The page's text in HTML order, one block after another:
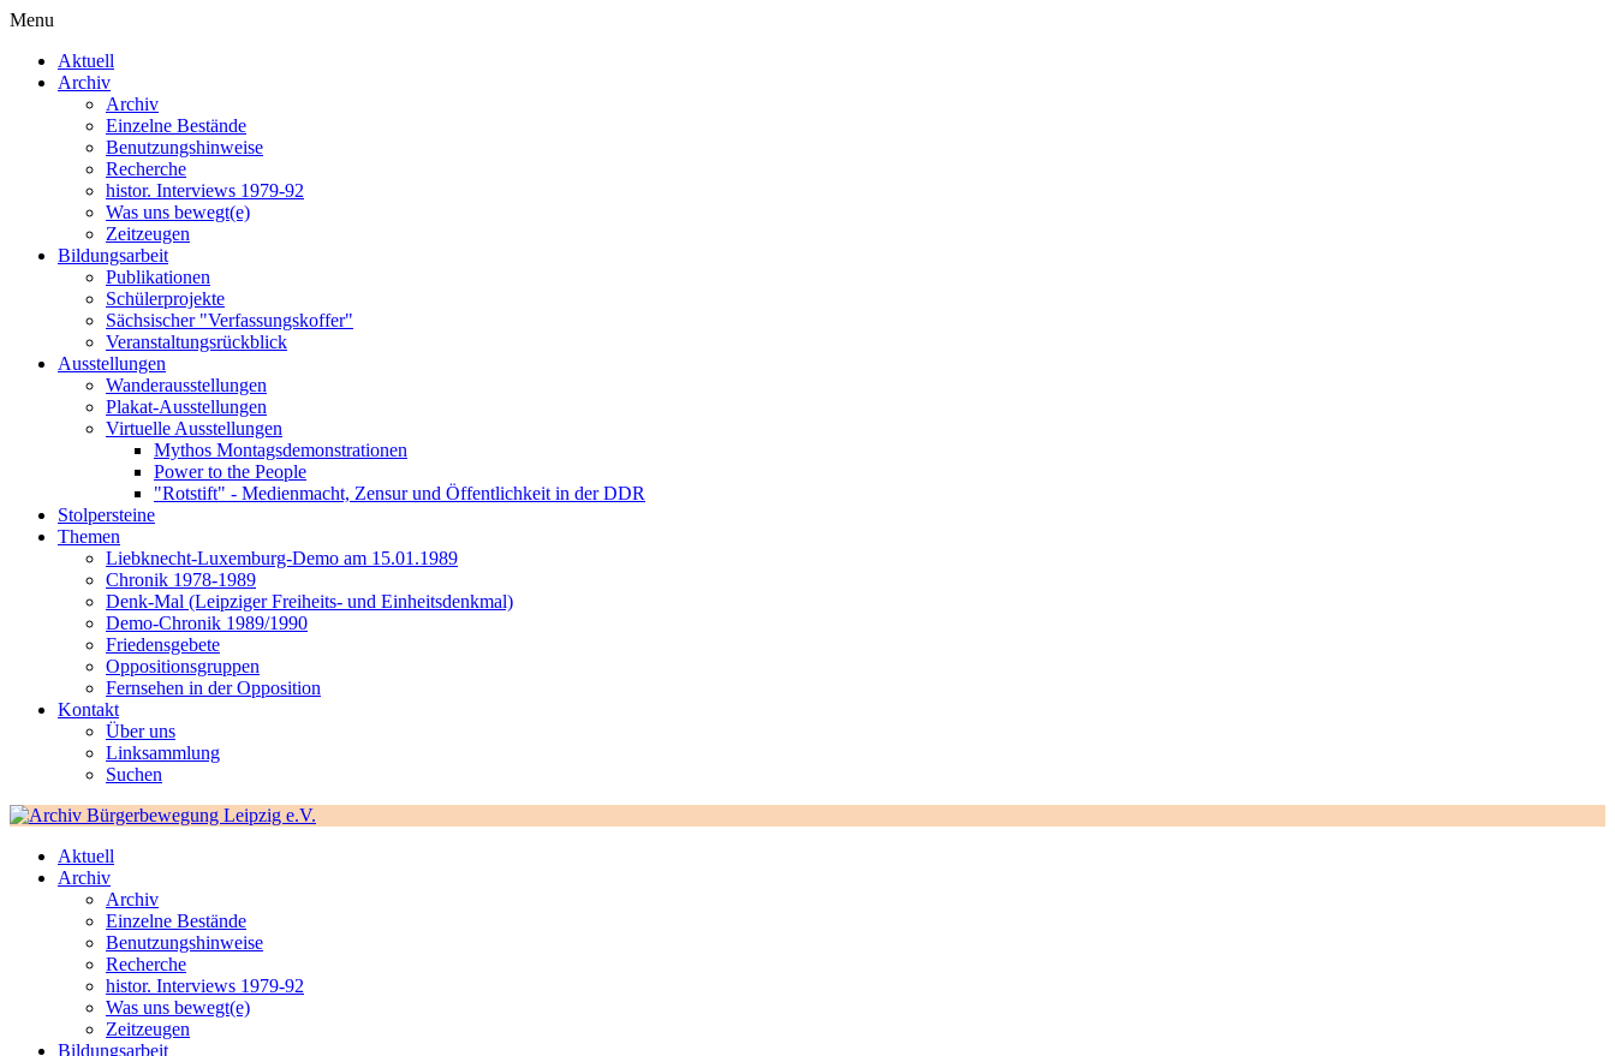
Menu
Aktuell
Archiv
Archiv
Einzelne Bestände
Benutzungshinweise
Recherche
histor. Interviews 1979-92
Was uns bewegt(e)
Zeitzeugen
Bildungsarbeit
Publikationen
Schülerprojekte
Sächsischer "Verfassungskoffer"
Veranstaltungsrückblick
Ausstellungen
Wanderausstellungen
Plakat-Ausstellungen
Virtuelle Ausstellungen
Mythos Montagsdemonstrationen
Power to the People
"Rotstift" - Medienmacht, Zensur und Öffentlichkeit in der DDR
Stolpersteine
Themen
Liebknecht-Luxemburg-Demo am 15.01.1989
Chronik 1978-1989
Denk-Mal (Leipziger Freiheits- und Einheitsdenkmal)
Demo-Chronik 1989/1990
Friedensgebete
Oppositionsgruppen
Fernsehen in der Opposition
Kontakt
Über uns
Linksammlung
Suchen
Aktuell
Archiv
Archiv
Einzelne Bestände
Benutzungshinweise
Recherche
histor. Interviews 1979-92
Was uns bewegt(e)
Zeitzeugen
Bildungsarbeit